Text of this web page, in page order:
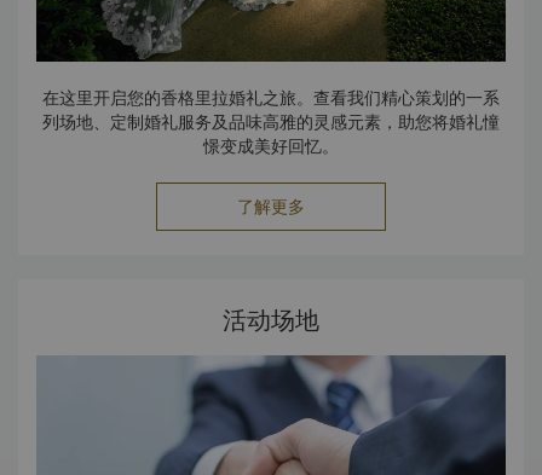
在这里开启您的香格里拉婚礼之旅。查看我们精心策划的一系
列场地、定制婚礼服务及品味高雅的灵感元素，助您将婚礼憧
憬变成美好回忆。
了解更多
活动场地